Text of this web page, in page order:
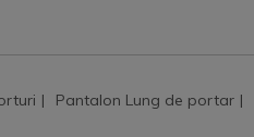
Pantalon Lung de portar